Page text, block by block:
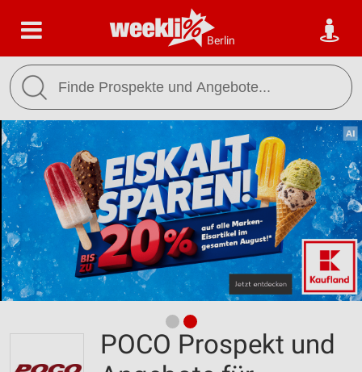
Berlin
POCO Prospekt und